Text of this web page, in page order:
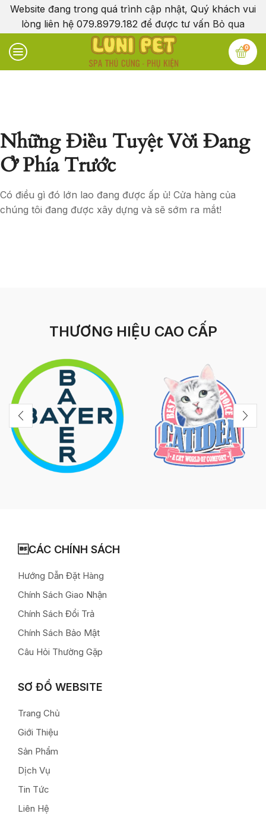
Website đang trong quá trình cập nhật, Quý khách vui
lòng liên hệ 079.8979.182 để được tư vấn Bỏ qua
0
Những Điều Tuyệt Vời Đang
Ở Phía Trước
Có điều gì đó lớn lao đang được ấp ủ! Cửa hàng của
chúng tôi đang được xây dựng và sẽ sớm ra mắt!
THƯƠNG HIỆU CAO CẤP
CÁC CHÍNH SÁCH
Hướng Dẫn Đặt Hàng
Chính Sách Giao Nhận
Chính Sách Đổi Trả
Chính Sách Bảo Mật
Câu Hỏi Thường Gặp
SƠ ĐỒ WEBSITE
Trang Chủ
Giới Thiệu
Sản Phẩm
Dịch Vụ
Tin Tức
Liên Hệ